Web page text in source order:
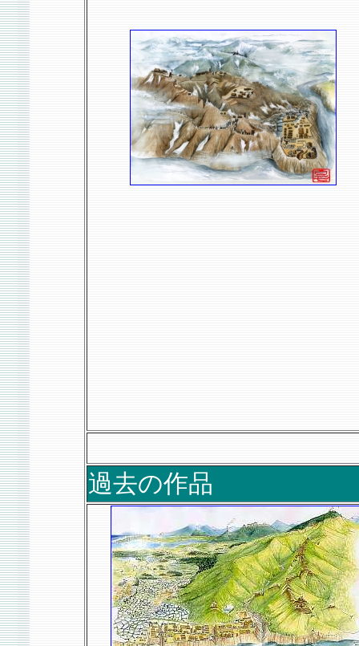
過去の作品